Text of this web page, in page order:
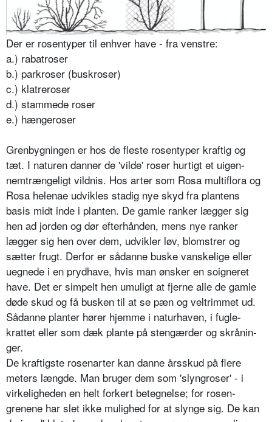
Der er rosentyper til enhver have - fra venstre:
a.) rabatroser
b.) parkroser (buskroser)
c.) klatreroser
d.) stammede roser
e.) hængeroser
Grenbygningen er hos de fleste rosentyper kraftig og
tæt. I naturen danner de 'vilde' roser hurtigt et uigen­
nemtrængeligt vildnis. Hos arter som Rosa multiflora og
Rosa helenae udvikles stadig nye skyd fra plantens
basis midt inde i planten. De gamle ranker lægger sig
hen ad jorden og dør efterhånden, mens nye ranker
lægger sig hen over dem, udvikler løv, blomstrer og
sætter frugt. Derfor er sådanne buske vanskelige eller
uegne­de i en prydhave, hvis man ønsker en soigneret
have. Det er simpelt hen umuligt at fjerne alle de gamle
døde skud og få busken til at se pæn og veltrimmet ud.
Sådanne planter hører hjemme i naturhaven, i fugle­
krattet eller som dæk plante på stengærder og skrånin­
ger.
De kraftigste rosenarter kan danne årsskud på flere
meters længde. Man bruger dem som 'slyngroser' - i
virkeligheden en helt forkert betegnelse; for rosen­
grenene har slet ikke mulighed for at slynge sig. De kan